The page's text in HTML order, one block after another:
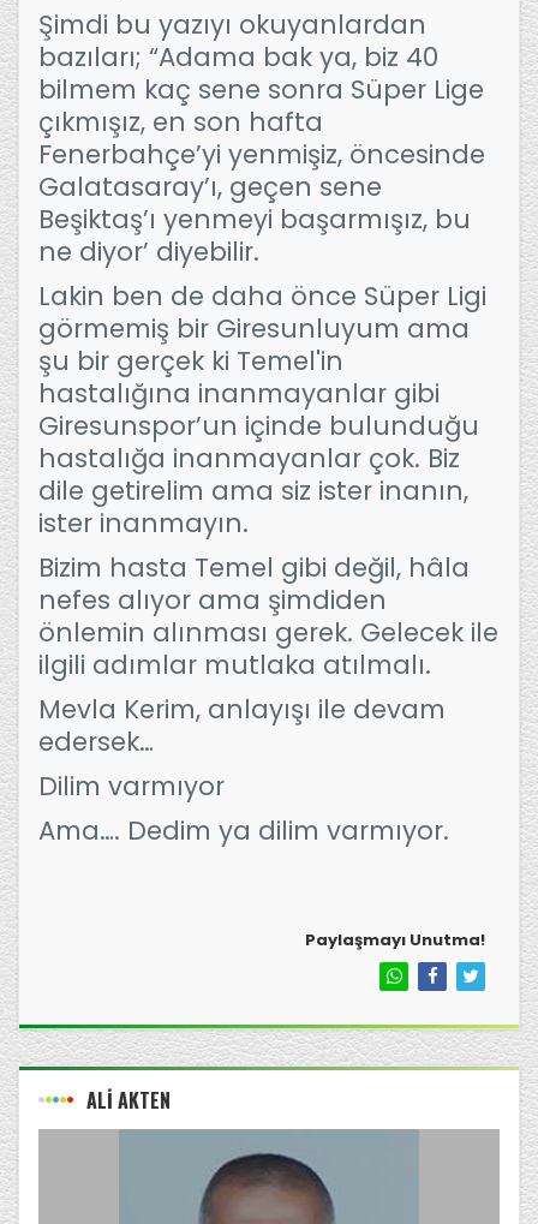
Şimdi bu yazıyı okuyanlardan
bazıları; “Adama bak ya, biz 40
bilmem kaç sene sonra Süper Lige
çıkmışız, en son hafta
Fenerbahçe’yi yenmişiz, öncesinde
Galatasaray’ı, geçen sene
Beşiktaş’ı yenmeyi başarmışız, bu
ne diyor’ diyebilir.
Lakin ben de daha önce Süper Ligi
görmemiş bir Giresunluyum ama
şu bir gerçek ki Temel'in
hastalığına inanmayanlar gibi
Giresunspor’un içinde bulunduğu
hastalığa inanmayanlar çok. Biz
dile getirelim ama siz ister inanın,
ister inanmayın.
Bizim hasta Temel gibi değil, hâla
nefes alıyor ama şimdiden
önlemin alınması gerek. Gelecek ile
ilgili adımlar mutlaka atılmalı.
Mevla Kerim, anlayışı ile devam
edersek…
Dilim varmıyor
Ama…. Dedim ya dilim varmıyor.
Paylaşmayı Unutma!
ALİ AKTEN